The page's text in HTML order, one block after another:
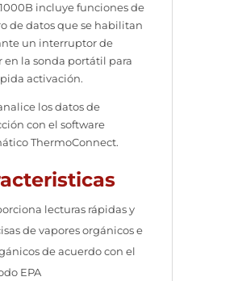
incluye funciones de
de datos que se habilitan
un interruptor de
en la sonda portátil para
activación.
los datos de
con el software
ThermoConnect.
lecturas rápidas y
de vapores orgánicos e
de acuerdo con el
EPA